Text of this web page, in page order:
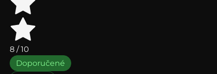
8 / 10
Doporučené